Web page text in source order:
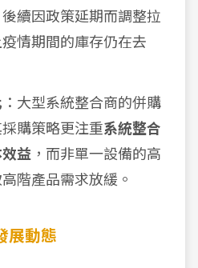
續因政策延期而調整拉
情期間的庫存仍在去
：大型系統整合商的併購
購策略更注重系統整合
益 ，而非單一設備的高
階產品需求放緩。
展動態